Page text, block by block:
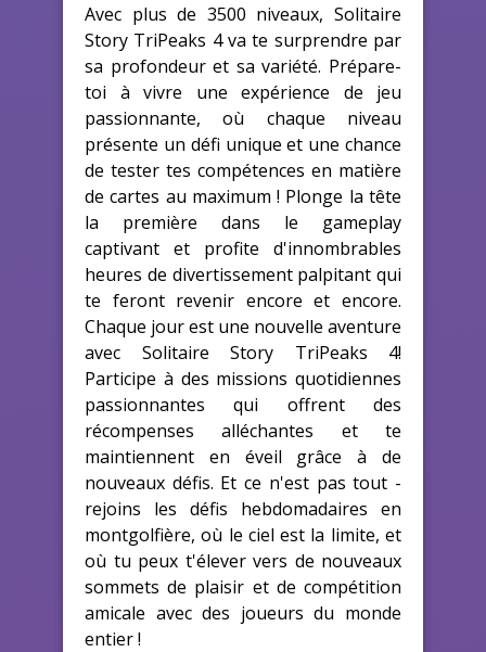
Avec plus de 3500 niveaux, Solitaire
Story TriPeaks 4 va te surprendre par
sa profondeur et sa variété. Prépare-
toi à vivre une expérience de jeu
passionnante, où chaque niveau
présente un défi unique et une chance
de tester tes compétences en matière
de cartes au maximum ! Plonge la tête
la première dans le gameplay
captivant et profite d'innombrables
heures de divertissement palpitant qui
te feront revenir encore et encore.
Chaque jour est une nouvelle aventure
avec Solitaire Story TriPeaks 4!
Participe à des missions quotidiennes
passionnantes qui offrent des
récompenses alléchantes et te
maintiennent en éveil grâce à de
nouveaux défis. Et ce n'est pas tout -
rejoins les défis hebdomadaires en
montgolfière, où le ciel est la limite, et
où tu peux t'élever vers de nouveaux
sommets de plaisir et de compétition
amicale avec des joueurs du monde
entier !